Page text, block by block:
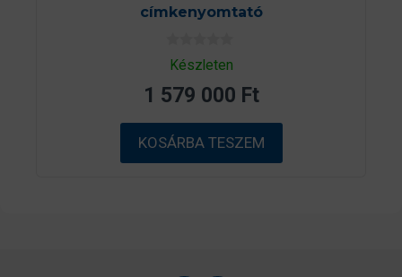
címkenyomtató
0
a
5
b
ő
l
Készleten
1 579 000 Ft
KOSÁRBA TESZEM